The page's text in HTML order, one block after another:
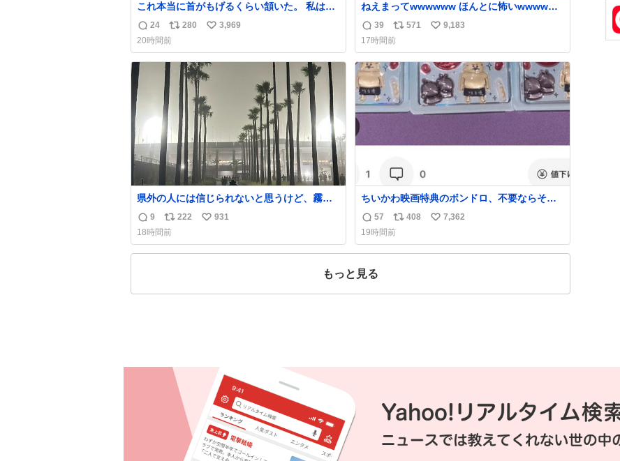
これ本当に首がもげるくらい頷いた。 私は入
学前に送られてきた、大学のサークル紹介冊
子を見た時点で終わりを感じたので、女子大
でもないくせに偏差値の高い大学のインカレ
サークルに突撃して所属するという奇行で事
なきを得た。 高偏差値に行けないならせめて
それくらいした方が予後がいいです。
https://t.co/9nMHIrETkw
返
信
数
24
リ
ポ
ス
ト
数
280
い
ね
数
3,969
20時間前
ねえまってwwwwww ほんとに怖いwwwww
人魚まんじゅう買ってきたから私も永遠のい
のちを…ぐへへ…と思いながら1つ食べたら
奥歯欠けたんだけど！！！！？？？ しかもガ
ッツリ😭 まんじゅうだよ？？？？？？ ガリッ
て言ったから何？と思って口から出したら自
分の歯wwwwww セイレーンの呪いじゃん😭
返
信
数
39
リ
ポ
ス
ト
数
571
い
ね
数
9,183
17時間前
県外の人には信じられないと思うけど、霧じ
ゃなくて火山灰です🌋 #桜島
返
信
数
9
リ
ポ
ス
222
い
ね
931
18時間前
ちいかわ映画特典のボンドロ、不要ならその
場で受け取り辞退すれば良いのに白々しい
返
信
数
57
リ
ポ
ス
408
い
ね
7,362
19時間前
もっと見る